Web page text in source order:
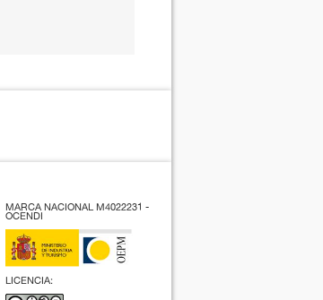
MARCA NACIONAL M4022231 -
OCENDI
LICENCIA: